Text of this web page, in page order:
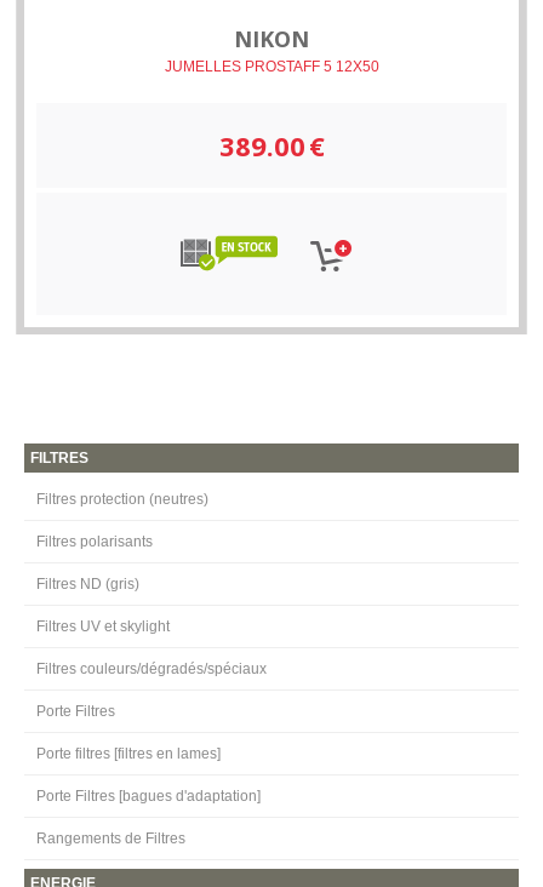
FILTRES
Filtres protection (neutres)
Filtres polarisants
Filtres ND (gris)
Filtres UV et skylight
Filtres couleurs/dégradés/spéciaux
Porte Filtres
Porte filtres [filtres en lames]
Porte Filtres [bagues d'adaptation]
Rangements de Filtres
ENERGIE
NIKON
JUMELLES PROSTAFF 5 12X50
389.00€